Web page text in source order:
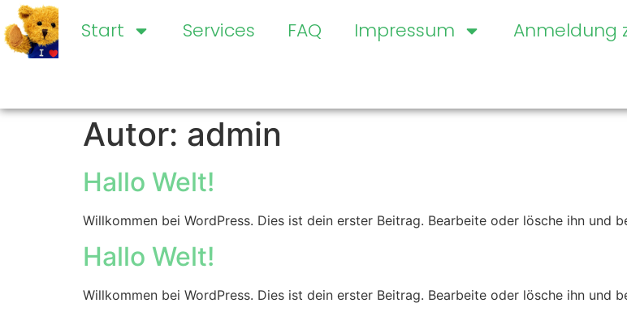
Start Services FAQ Impressum Anmeldung
Autor: admin
Hallo Welt!
Willkommen bei WordPress. Dies ist dein erster Beitrag. Bearbeite oder lösche ihn und
Hallo Welt!
Willkommen bei WordPress. Dies ist dein erster Beitrag. Bearbeite oder lösche ihn und